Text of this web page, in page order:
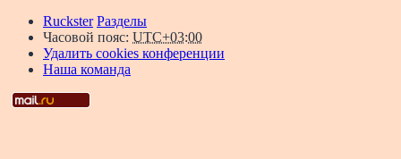
Ruckster Разделы
Часовой пояс: UTC+03:00
Удалить cookies конференции
Наша команда